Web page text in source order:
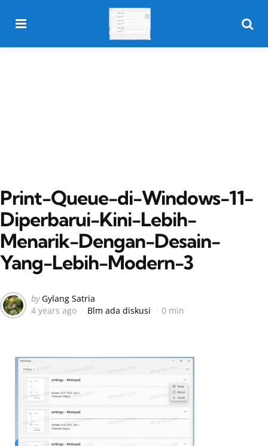
Print-Queue-di-Windows-11-
Diperbarui-Kini-Lebih-
Menarik-Dengan-Desain-
Yang-Lebih-Modern-3
Posted
by
by Gylang Satria
4 years ago
Blm ada diskusi 0 min